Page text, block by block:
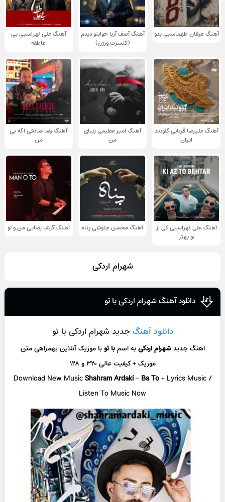
آهنگ عرفان طهماسبی بدو
آهنگ آصف آریا خوابتو دیدم
(کنسرت ورژن)
آهنگ علی لهراسبی بی
عاطفه
آهنگ علیرضا قربانی گلوبند
ایران
آهنگ امیر عظیمی زیبای
من
آهنگ رضا صادقی اگه بی
من
آهنگ علی لهراسبی کی از
تو ‌بهتر
آهنگ محسن چاوشی پناه آهنگ گرشا رضایی من و تو
شهرام اردکی
دانلود آهنگ شهرام اردکی با تو
دانلود آهنگ جدید شهرام اردکی با تو
اهنگ جدیدشهرام اردکیبه اسمبا توبا موزیک آنلاینبهمراهی متن
موزیک + کیفیت عالی ۳۲۰ و ۱۲۸
Download New MusicShahram Ardaki–Ba To+ Lyrics Music /
Listen To Music Now